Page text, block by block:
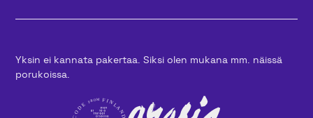
Yksin ei kannata pakertaa. Siksi olen mukana mm. näissä
porukoissa.